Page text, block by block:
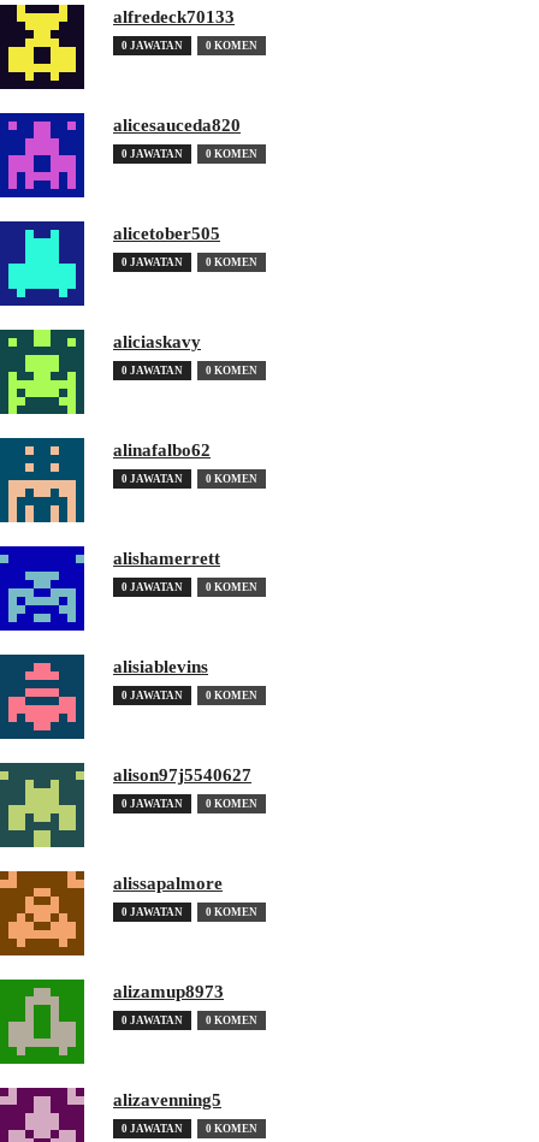
alfredeck70133
0 JAWATAN 0 KOMEN
alicesauceda820
0 JAWATAN 0 KOMEN
alicetober505
0 JAWATAN 0 KOMEN
aliciaskavy
0 JAWATAN 0 KOMEN
alinafalbo62
0 JAWATAN 0 KOMEN
alishamerrett
0 JAWATAN 0 KOMEN
alisiablevins
0 JAWATAN 0 KOMEN
alison97j5540627
0 JAWATAN 0 KOMEN
alissapalmore
0 JAWATAN 0 KOMEN
alizamup8973
0 JAWATAN 0 KOMEN
alizavenning5
0 JAWATAN 0 KOMEN